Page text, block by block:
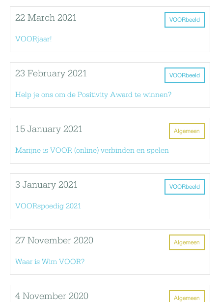
VOORbeeld
22 March 2021
VOORjaar!
VOORbeeld
23 February 2021
Help je ons om de Positivity Award te winnen?
Algemeen
15 January 2021
Marijne is VOOR (online) verbinden en spelen
VOORbeeld
3 January 2021
VOORspoedig 2021
Algemeen
27 November 2020
Waar is Wim VOOR?
Algemeen
4 November 2020